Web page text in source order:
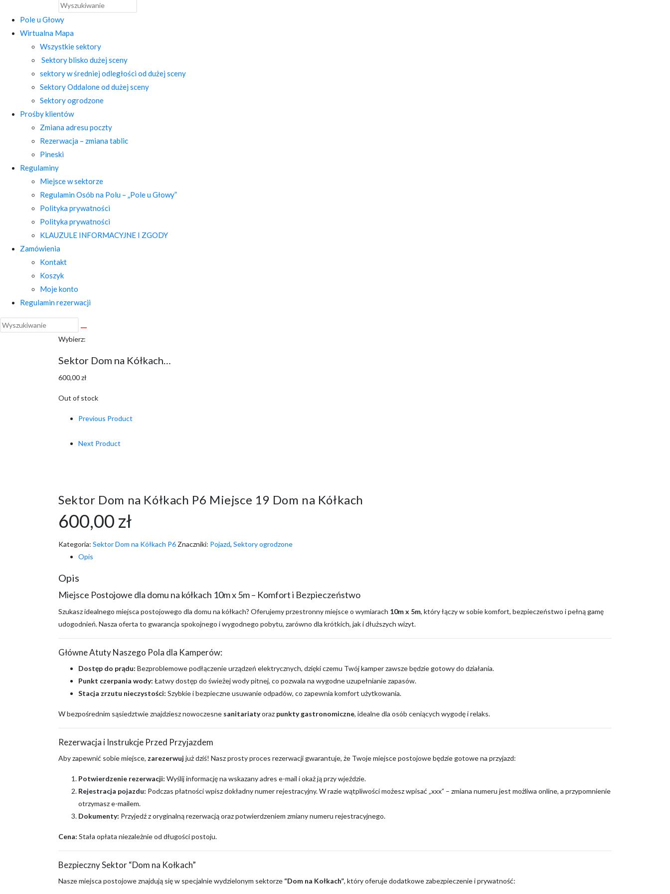
Pole u Głowy
Wirtualna Mapa
Wszystkie sektory
Sektory blisko dużej sceny
sektory w średniej odległości od dużej sceny
Sektory Oddalone od dużej sceny
Sektory ogrodzone
Prośby klientów
Zmiana adresu poczty
Rezerwacja – zmiana tablic
Pineski
Regulaminy
Miejsce w sektorze
Regulamin Osób na Polu – „Pole u Głowy”
Polityka prywatności
Polityka prywatności
KLAUZULE INFORMACYJNE I ZGODY
Zamówienia
Kontakt
Koszyk
Moje konto
Regulamin rezerwacji
Wybierz:
Sektor Dom na Kółkach…
600,00zł
Out of stock
Previous Product
Next Product
Sektor Dom na Kółkach P6 Miejsce 19 Dom na Kółkach
600,00 zł
Kategoria: Sektor Dom na Kółkach P6 Znaczniki: Pojazd, Sektory ogrodzone
Opis
Opis
Miejsce Postojowe dla domu na kółkach 10m x 5m – Komfort i Bezpieczeństwo
Szukasz idealnego miejsca postojowego dla domu na kółkach? Oferujemy przestronny miejsce o wymiarach 10m x 5m, który łączy w sobie komfort, bezpieczeństwo i pełną gamę
udogodnień. Nasza oferta to gwarancja spokojnego i wygodnego pobytu, zarówno dla krótkich, jak i dłuższych wizyt.
Główne Atuty Naszego Pola dla Kamperów:
Dostęp do prądu: Bezproblemowe podłączenie urządzeń elektrycznych, dzięki czemu Twój kamper zawsze będzie gotowy do działania.
Punkt czerpania wody: Łatwy dostęp do świeżej wody pitnej, co pozwala na wygodne uzupełnianie zapasów.
Stacja zrzutu nieczystości: Szybkie i bezpieczne usuwanie odpadów, co zapewnia komfort użytkowania.
W bezpośrednim sąsiedztwie znajdziesz nowoczesne sanitariatyoraz punkty gastronomiczne, idealne dla osób ceniących wygodę i relaks.
Rezerwacja i Instrukcje Przed Przyjazdem
Aby zapewnić sobie miejsce, zarezerwuj już dziś! Nasz prosty proces rezerwacji gwarantuje, że Twoje miejsce postojowe będzie gotowe na przyjazd:
Potwierdzenie rezerwacji: Wyślij informację na wskazany adres e-mail i okaż ją przy wjeździe.
Rejestracja pojazdu: Podczas płatności wpisz dokładny numer rejestracyjny. W razie wątpliwości możesz wpisać „xxx” – zmiana numeru jest możliwa online, a przypomnienie
otrzymasz e-mailem.
Dokumenty: Przyjedź z oryginalną rezerwacją oraz potwierdzeniem zmiany numeru rejestracyjnego.
Cena: Stała opłata niezależnie od długości postoju.
Bezpieczny Sektor “Dom na Kołkach”
Nasze miejsca postojowe znajdują się w specjalnie wydzielonym sektorze “Dom na Kołkach”, który oferuje dodatkowe zabezpieczenie i prywatność: